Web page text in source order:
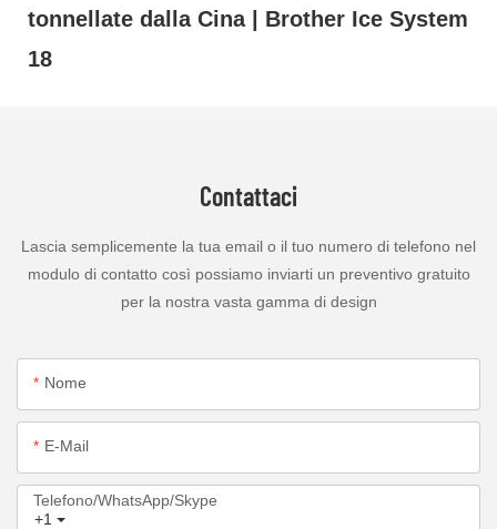
Contattaci
Lascia semplicemente la tua email o il tuo numero di telefono nel
modulo di contatto così possiamo inviarti un preventivo gratuito
per la nostra vasta gamma di design
Nome
E-Mail
+1
Telefono/WhatsApp/Skype